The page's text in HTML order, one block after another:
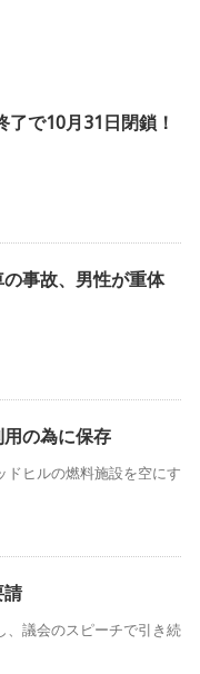
で10月31日閉鎖！
事故、男性が重体
用の為に保存
ドヒルの燃料施設を空にす
請
、議会のスピーチで引き続